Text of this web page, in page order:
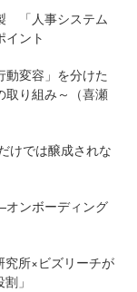
「人事システム
イント
動変容」を分けた
取り組み～（喜瀬
けでは醸成されな
ンボーディング
究所×ビズリーチが
」